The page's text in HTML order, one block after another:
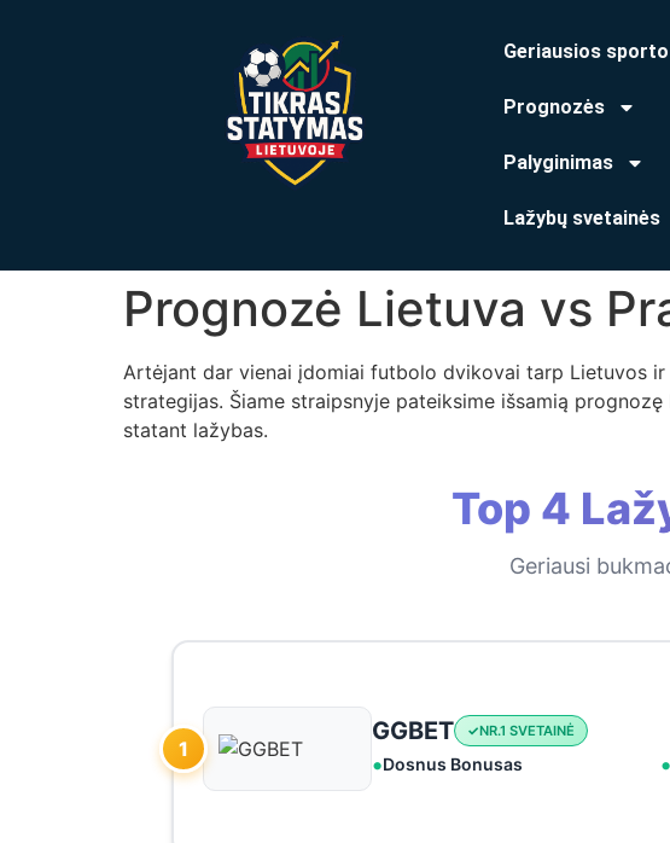
Geriausios
Prognozės
Palyginimas
Lažybų svetainės
Prognozė Lietuva vs
Artėjant dar vienai įdomiai futbolo dvikovai tarp Lietuvos
strategijas. Šiame straipsnyje pateiksime išsamią
statant lažybas.
Top 4
Geriausi
1
GGBET NR.1 SVETAINĖ
Dosnus Bonusas